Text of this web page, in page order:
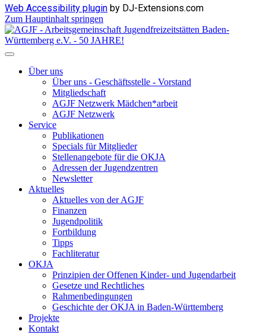
Web Accessibility plugin by DJ-Extensions.com
Zum Hauptinhalt springen
Über uns
Über uns - Geschäftsstelle - Vorstand
Mitgliedschaft
AGJF Netzwerk Mädchen*arbeit
AGJF Netzwerk
Service
Publikationen
Specials für Mitglieder
Stellenangebote für die OKJA
Adressen der Jugendzentren
Newsletter
Aktuelles
Aktuelles von der AGJF
Finanzen
Jugendpolitik
Fortbildung
Tipps
Fachliteratur
OKJA
Prinzipien der Offenen Kinder- und Jugendarbeit
Gesetze und Rechtliches
Rahmenbedingungen
Geschichte der OKJA in Baden-Württemberg
Projekte
Kontakt